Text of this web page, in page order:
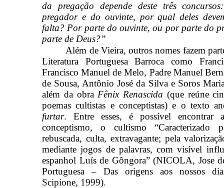
da pregação depende deste três
pregador e do ouvinte, por qual deles
falta? Por parte do ouvinte, ou por parte do
parte de Deus?”
Além de Vieira, outros nomes fazem
Literatura Portuguesa Barroca como
Francisco Manuel de Melo, Padre Manuel
de Sousa, Antônio José da Silva e Soros
além da obra Fênix Renascida (que reúne
poemas cultistas e conceptistas) e o texto
furtar. Entre esses, é possível encontrar
conceptismo, o cultismo “Caracterizado
rebuscada, culta, extravagante; pela
mediante jogos de palavras, com visível
espanhol Luís de Gôngora” (NICOLA, Jose
Portuguesa – Das origens aos nossos
Scipione, 1999).